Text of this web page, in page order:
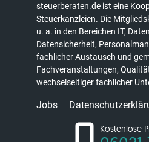
steuerberaten.de ist eine
Steuerkanzleien. Die
u. a. in den Bereichen IT,
Datensicherheit,
fachlicher Austausch und
Fachveranstaltungen,
wechselseitiger fachlicher
Jobs
Kostenlose